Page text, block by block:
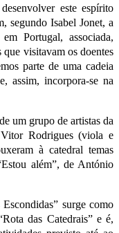
este espírito
segundo Isabel Jonet, a
Portugal, associada,
que visitavam os doentes
parte de uma cadeia
assim, incorpora-se na
um grupo de artistas da
Rodrigues (viola e
à catedral temas
além”, de António
surge como
das Catedrais” e é,